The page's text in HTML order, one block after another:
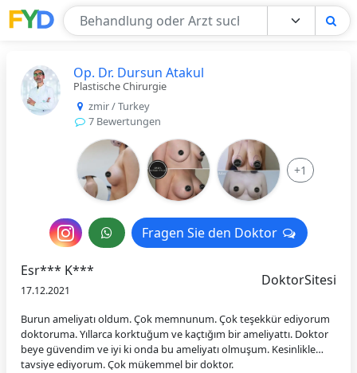
Find Your Doctor
Op. Dr. Dursun Atakul
Plastische Chirurgie
zmir / Turkey
7 Bewertungen
+1
Nachricht
an
Arzt
Fragen Sie den Doktor
Fragen Sie den Doktor
Esr*** K***
17.12.2021
DoktorSitesi
Burun ameliyatı oldum. Çok memnunum. Çok teşekkür ediyorum
doktoruma. Yıllarca korktuğum ve kaçtığım bir ameliyattı. Doktor
beye güvendim ve iyi ki onda bu ameliyatı olmuşum. Kesinlikle
tavsiye ediyorum. Çok mükemmel bir doktor.